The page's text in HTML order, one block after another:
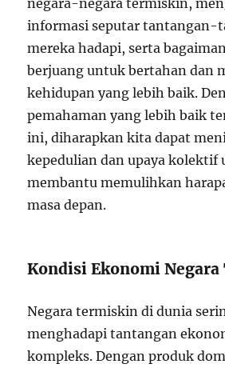
negara-negara termiskin,
informasi seputar tantangan-
mereka hadapi, serta
berjuang untuk bertahan dan
kehidupan yang lebih baik.
pemahaman yang lebih baik
ini, diharapkan kita dapat
kepedulian dan upaya kolektif
membantu memulihkan
masa depan.
Kondisi Ekonomi
Negara termiskin di dunia
menghadapi tantangan
kompleks. Dengan produk